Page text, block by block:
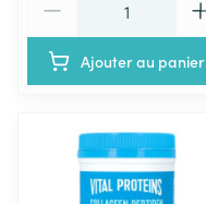
Ajouter au panier